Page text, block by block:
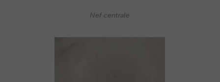
Nef centrale